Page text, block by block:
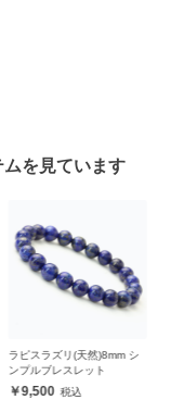
を見ています
ソーダライト6mm シンプル
ブレスレット
4,400